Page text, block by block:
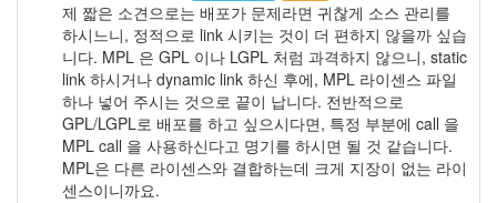
제 짧은 소견으로는 배포가 문제라면 귀찮게 소스 관리를
하시느니, 정적으로 link 시키는 것이 더 편하지 않을까 싶습
니다. MPL 은 GPL 이나 LGPL 처럼 과격하지 않으니, static
link 하시거나 dynamic link 하신 후에, MPL 라이센스 파일
하나 넣어 주시는 것으로 끝이 납니다. 전반적으로
GPL/LGPL로 배포를 하고 싶으시다면, 특정 부분에 call 을
MPL call 을 사용하신다고 명기를 하시면 될 것 같습니다.
MPL은 다른 라이센스와 결합하는데 크게 지장이 없는 라이
센스이니까요.